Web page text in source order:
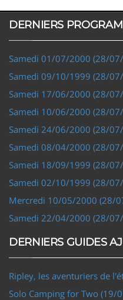
DERNIERS
Samedi 01/07/2000 (28/
Samedi 09/10/1999 (28/
Samedi 17/06/2000 (28/
Samedi 10/06/2000 (28/
Samedi 24/06/2000 (28/
Samedi 08/04/2000 (28/
Samedi 18/09/1999 (28/
Samedi 02/10/1999 (28/
Mercredi 10/05/2000 (28/
Samedi 22/04/2000 (28/
DERNIERS GUIDES
Ripley, les aventuriers de
Solo Camping for Two (19/